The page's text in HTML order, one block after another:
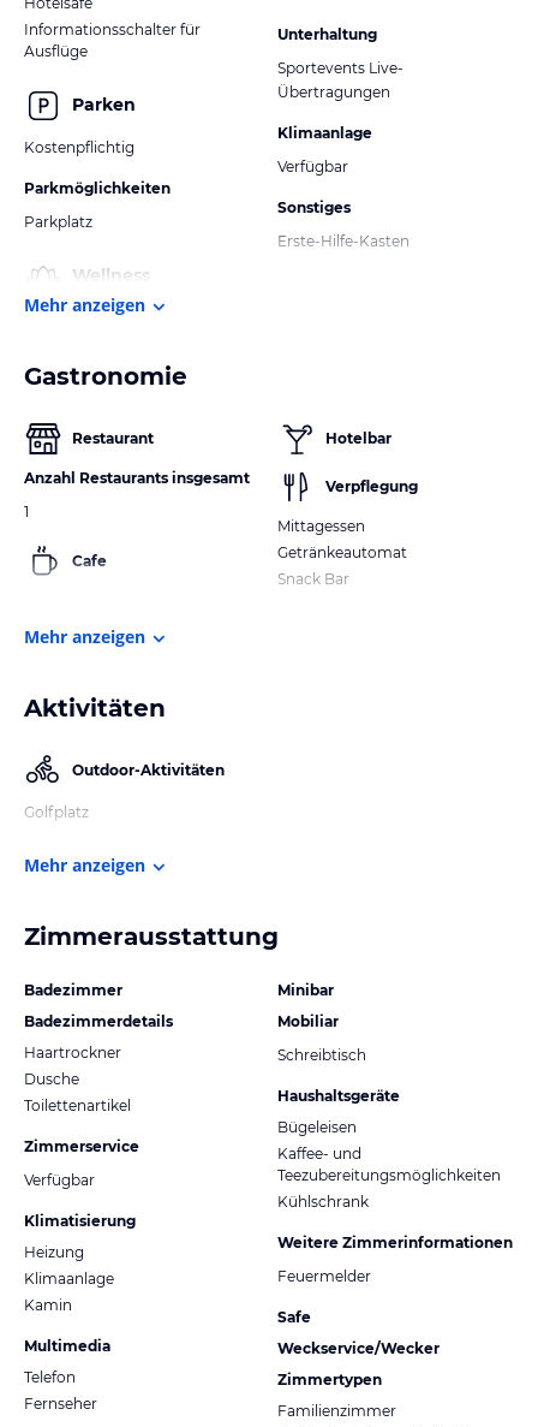
Informationsschalter für
Ausflüge
Parken
Kostenpflichtig
Parkmöglichkeiten
Parkplatz
Wellness
Unterhaltung
Sportevents Live-
Übertragungen
Klimaanlage
Verfügbar
Sonstiges
Erste-Hilfe-Kasten
Mehr anzeigen
Gastronomie
Restaurant
Anzahl Restaurants insgesamt
1
Cafe
Hotelbar
Verpflegung
Mittagessen
Getränkeautomat
Snack Bar
Mehr anzeigen
Aktivitäten
Outdoor-Aktivitäten
Golfplatz
Mehr anzeigen
Zimmerausstattung
Badezimmer
Badezimmerdetails
Haartrockner
Dusche
Toilettenartikel
Zimmerservice
Verfügbar
Klimatisierung
Heizung
Klimaanlage
Kamin
Multimedia
Telefon
Fernseher
Minibar
Mobiliar
Schreibtisch
Haushaltsgeräte
Bügeleisen
Kaffee- und
Teezubereitungsmöglichkeiten
Kühlschrank
Weitere Zimmerinformationen
Feuermelder
Safe
Weckservice/Wecker
Zimmertypen
Familienzimmer